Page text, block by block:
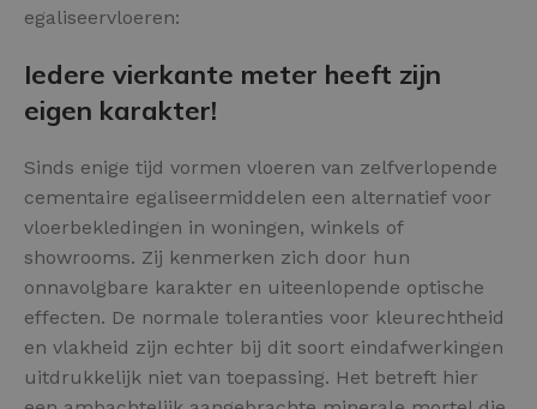
egaliseervloeren:
Iedere vierkante meter heeft zijn
eigen karakter!
Sinds enige tijd vormen vloeren van zelfverlopende
cementaire egaliseermiddelen een alternatief voor
vloerbekledingen in woningen, winkels of
showrooms. Zij kenmerken zich door hun
onnavolgbare karakter en uiteenlopende optische
effecten. De normale toleranties voor kleurechtheid
en vlakheid zijn echter bij dit soort eindafwerkingen
uitdrukkelijk niet van toepassing. Het betreft hier